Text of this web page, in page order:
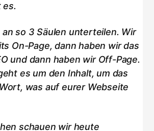
es.
an so 3 Säulen unterteilen. Wir
On-Page, dann haben wir das
und dann haben wir Off-Page.
es um den Inhalt, um das
was auf eurer Webseite
schauen wir heute